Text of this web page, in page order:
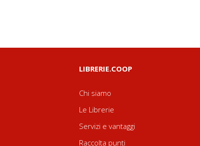
LIBRERIE.COOP
Chi siamo
Le Librerie
Servizi e vantaggi
Raccolta punti